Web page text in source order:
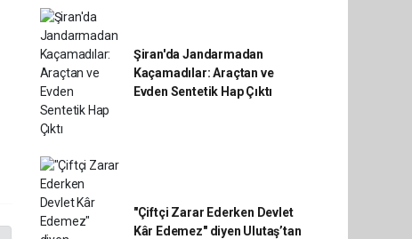
Şiran'da Jandarmadan
Kaçamadılar: Araçtan ve
Evden Sentetik Hap Çıktı
"Çiftçi Zarar Ederken Devlet
Kâr Edemez" diyen Ulutaş’tan